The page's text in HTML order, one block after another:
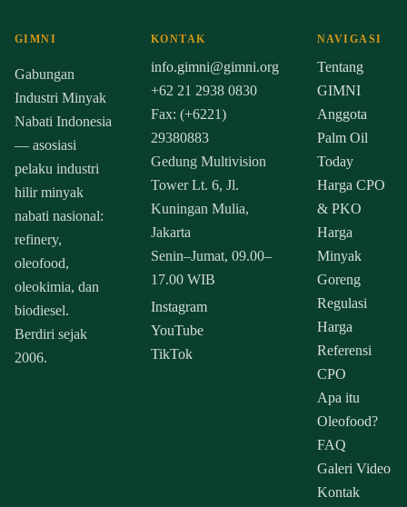
GIMNI
Gabungan
Industri Minyak
Nabati Indonesia
— asosiasi
pelaku industri
hilir minyak
nabati nasional:
refinery,
oleofood,
oleokimia, dan
biodiesel.
Berdiri sejak
2006.
KONTAK
info.gimni@gimni.org
+62 21 2938 0830
Fax: (+6221)
29380883
Gedung Multivision
Tower Lt. 6, Jl.
Kuningan Mulia,
Jakarta
Senin–Jumat, 09.00–
17.00 WIB
Instagram
YouTube
TikTok
NAVIGASI
Tentang
GIMNI
Anggota
Palm Oil
Today
Harga CPO
& PKO
Harga
Minyak
Goreng
Regulasi
Harga
Referensi
CPO
Apa itu
Oleofood?
FAQ
Galeri Video
Kontak